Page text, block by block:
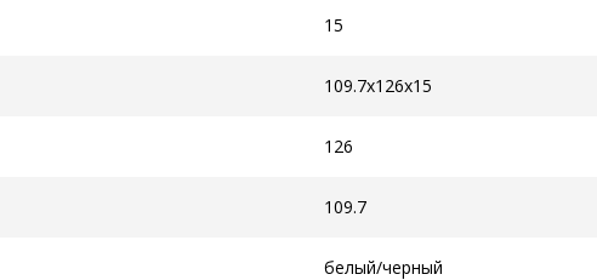
15
109.7x126x15
126
109.7
белый/черный